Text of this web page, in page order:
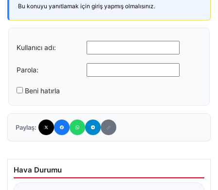
Bu konuyu yanıtlamak için giriş yapmış olmalısınız.
Kullanıcı adı:
Parola:
Beni hatırla
Paylaş:
Hava Durumu